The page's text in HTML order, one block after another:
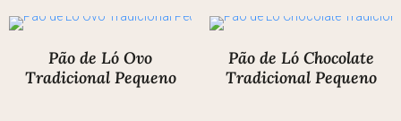
Pão de Ló Ovo
Tradicional Pequeno
Pão de Ló Chocolate
Tradicional Pequeno